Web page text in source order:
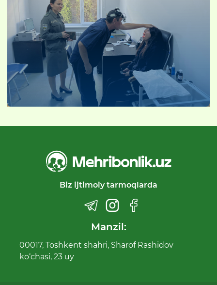
Biz ijtimoiy tarmoqlarda
Manzil:
00017, Toshkent shahri, Sharof Rashidov
ko‘chasi, 23 uy